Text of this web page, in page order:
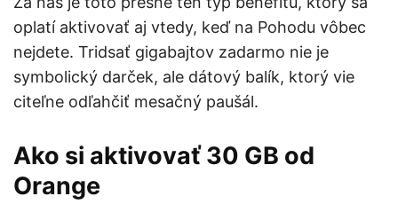
oplatí aktivovať aj vtedy, keď na Pohodu vôbec
nejdete. Tridsať gigabajtov zadarmo nie je
symbolický darček, ale dátový balík, ktorý vie
citeľne odľahčiť mesačný paušál.
Ako si aktivovať 30 GB od
Orange